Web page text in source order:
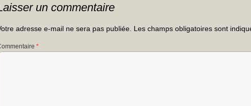
un commentaire
adresse e-mail ne sera pas publiée. Les champs obligatoires sont
*